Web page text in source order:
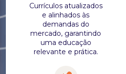
Currículos atualizados
e alinhados às
demandas do
mercado, garantindo
uma educação
relevante e prática.